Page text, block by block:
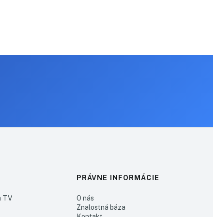
TV
PRÁVNE INFORMÁCIE
O nás
Znalostná báza